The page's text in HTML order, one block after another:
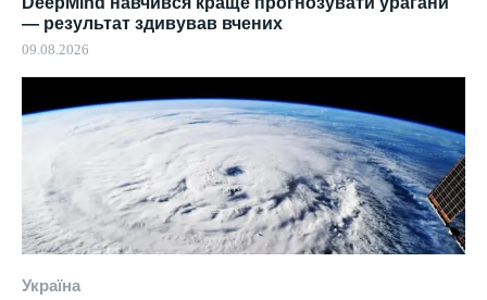
— результат здивував вчених
09.08.2026
Україна